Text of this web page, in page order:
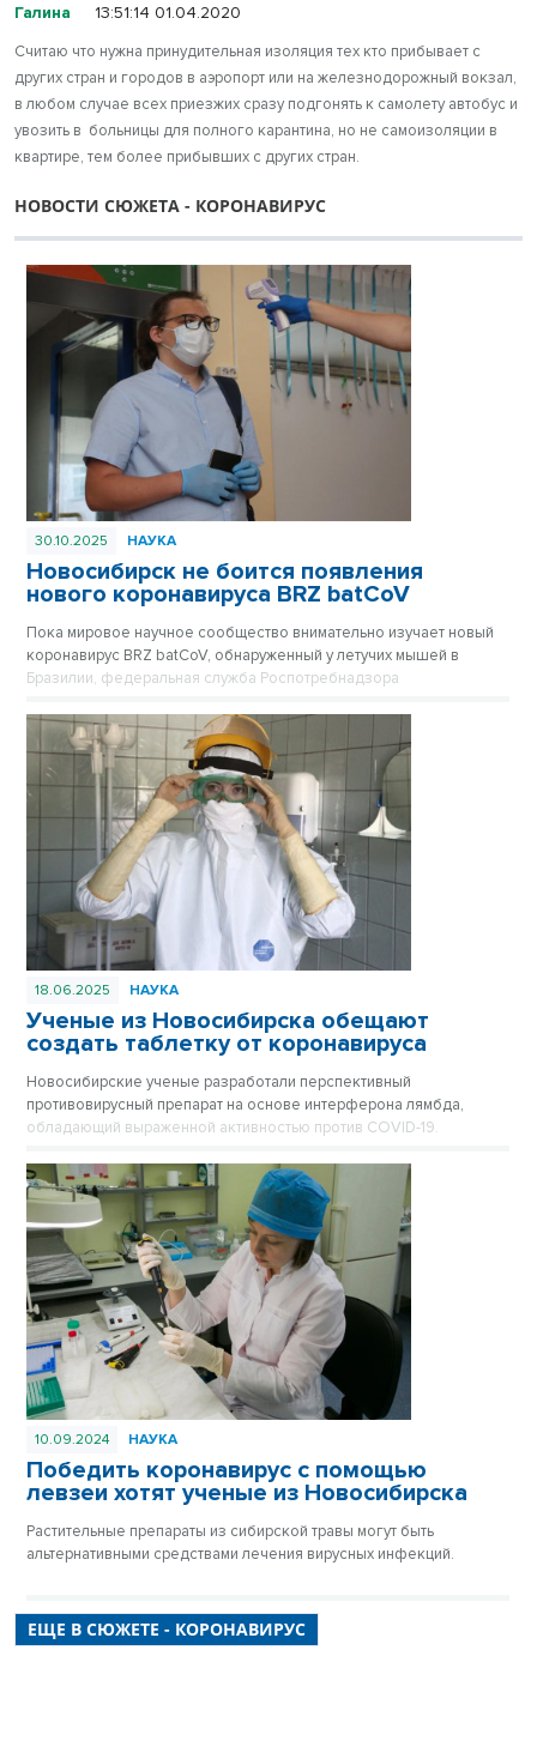
Галина 13:51:14 01.04.2020
Считаю что нужна принудительная изоляция тех кто прибывает с
других стран и городов в аэропорт или на железнодорожный вокзал,
в любом случае всех приезжих сразу подгонять к самолету автобус и
увозить в больницы для полного карантина, но не самоизоляции в
квартире, тем более прибывших с других стран.
НОВОСТИ СЮЖЕТА - КОРОНАВИРУС
30.10.2025 НАУКА
Новосибирск не боится появления
нового коронавируса BRZ batCoV
Пока мировое научное сообщество внимательно изучает новый
коронавирус BRZ batCoV, обнаруженный у летучих мышей в
Бразилии, федеральная служба Роспотребнадзора
оперативном контроле.
18.06.2025 НАУКА
Ученые из Новосибирска обещают
создать таблетку от коронавируса
Новосибирские ученые разработали перспективный
противовирусный препарат на основе интерферона лямбда,
обладающий выраженной активностью против COVID-19.
10.09.2024 НАУКА
Победить коронавирус с помощью
левзеи хотят ученые из Новосибирска
Растительные препараты из сибирской травы могут быть
альтернативными средствами лечения вирусных инфекций.
ЕЩЕ В СЮЖЕТЕ - КОРОНАВИРУС